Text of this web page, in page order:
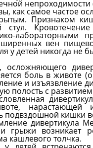
как самое частое
Признаком
стул.
лабораторными
вен
у детей никогда не
осложняющего
боль в животе
и изъязвление
полость с развитием
нарастающей
подвздошной кишки
возникает
кашлевого толчка.